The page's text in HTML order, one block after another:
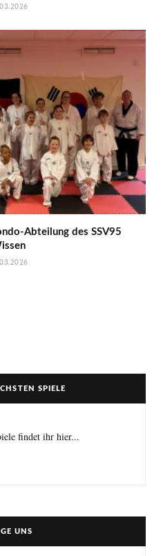
Abteilung des SSV95
SPIELE
findet ihr hier...
UNS